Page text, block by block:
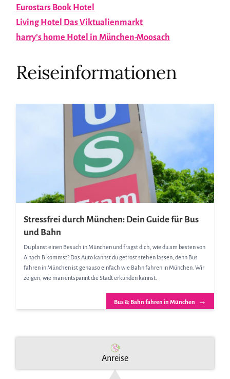
Eurostars Book Hotel
Living Hotel Das Viktualienmarkt
harry’s home Hotel in München-Moosach
Reiseinformationen
Stressfrei durch München: Dein Guide für Bus
und Bahn
Du planst einen Besuch in München und fragst dich, wie du am besten von
A nach B kommst? Das Auto kannst du getrost stehen lassen, denn Bus
fahren in München ist genauso einfach wie Bahn fahren in München. Wir
zeigen, wie man entspannt die Stadt erkunden kannst.
Bus & Bahn fahren in München →
Anreise